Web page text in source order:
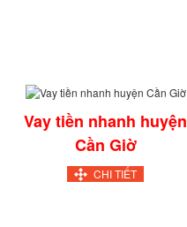
Vay tiền nhanh huyện
Cần Giờ
CHI TIẾT